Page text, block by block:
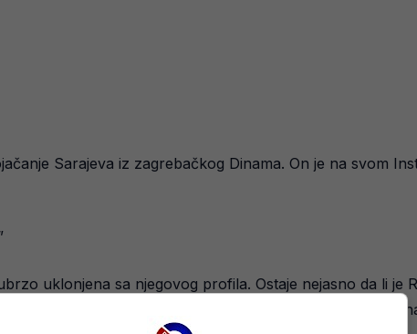
Sarajeva iz zagrebačkog Dinama. On je na svom
uklonjena sa njegovog profila. Ostaje nejasno da li je
njegova izjava dodatno uzdrmati atmosferu u Sarajevu